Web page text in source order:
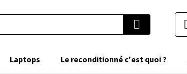
Laptops Le reconditionné c'est quoi ?